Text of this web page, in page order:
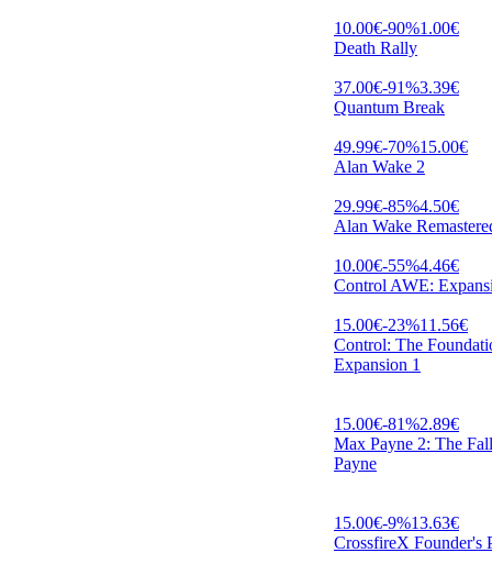
10.00€-90%1.00€
Death Rally
37.00€-91%3.39€
Quantum Break
49.99€-70%15.00€
Alan Wake 2
29.99€-85%4.50€
Alan Wake
10.00€-55%4.46€
Control AWE:
15.00€-23%11.56€
Control: The
Expansion 1
15.00€-81%2.89€
Max Payne 2: The
Payne
15.00€-9%13.63€
CrossfireX Founder's